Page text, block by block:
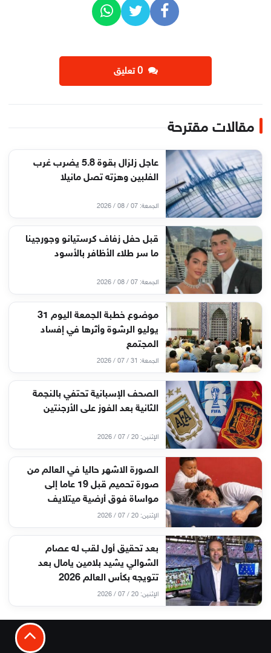
‫0 تعليق
مقالات مقترحة
عاجل زلزال بقوة 5.8 يضرب غرب
الفلبين وهزته تصل مانيلا
الجمعة: 07 / 08 / 2026
قبل حفل زفاف كرستيانو وجورجينا
ما سر طلاء الأظافر بالأسود
الجمعة: 07 / 08 / 2026
موضوع خطبة الجمعة اليوم 31
يوليو الرشوة وأثرها في إفساد
المجتمع
الجمعة: 31 / 07 / 2026
الصحف الإسبانية تحتفي بالنجمة
الثانية بعد الفوز على الأرجنتين
الإثنين: 20 / 07 / 2026
الصورة الاشهر حاليا في العالم من
صورة تحميم قبل 19 عاما إلى
مواساة فوق أرضية ميتلايف
الإثنين: 20 / 07 / 2026
بعد تحقيق أول لقب له عصام
الشوالي يشيد بلامين يامال بعد
تتويجه بكأس العالم 2026
الإثنين: 20 / 07 / 2026